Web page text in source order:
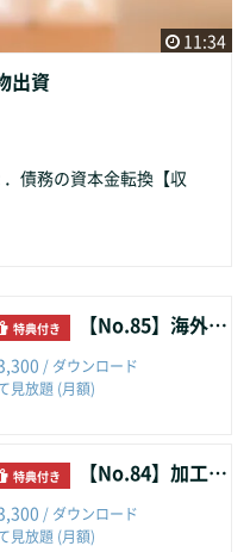
11:34
出資
債務の資本金転換【収
特典付き 【No.85】海外関連企業に対する業務委託料の支払い
/ ダウンロード
見放題 (月額)
特典付き 【No.84】加工貿易製品の国内販売
/ ダウンロード
見放題 (月額)